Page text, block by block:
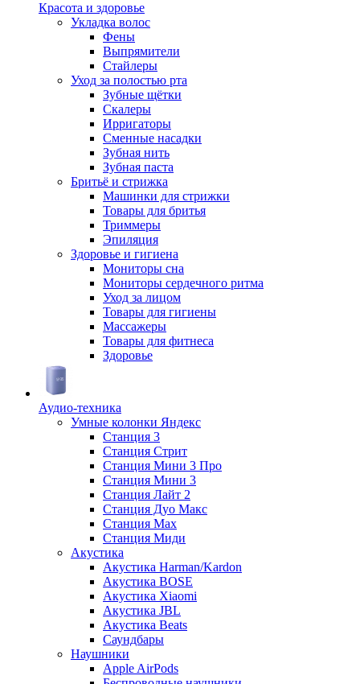
Красота и здоровье
Укладка волос
Фены
Выпрямители
Стайлеры
Уход за полостью рта
Зубные щётки
Скалеры
Ирригаторы
Сменные насадки
Зубная нить
Зубная паста
Бритьё и стрижка
Машинки для стрижки
Товары для бритья
Триммеры
Эпиляция
Здоровье и гигиена
Мониторы сна
Мониторы сердечного ритма
Уход за лицом
Товары для гигиены
Массажеры
Товары для фитнеса
Здоровье
Аудио-техника
Умные колонки Яндекс
Станция 3
Станция Стрит
Станция Мини 3 Про
Станция Мини 3
Станция Лайт 2
Станция Дуо Макс
Станция Max
Станция Миди
Акустика
Акустика Harman/Kardon
Акустика BOSE
Акустика Xiaomi
Акустика JBL
Акустика Beats
Саундбары
Наушники
Apple AirPods